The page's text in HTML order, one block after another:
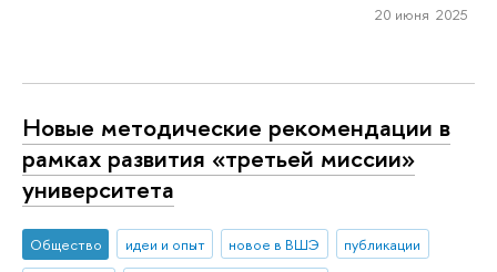
20 июня 2025
Новые методические рекомендации в
рамках развития «третьей миссии»
университета
Общество идеи и опыт новое в ВШЭ
публикации